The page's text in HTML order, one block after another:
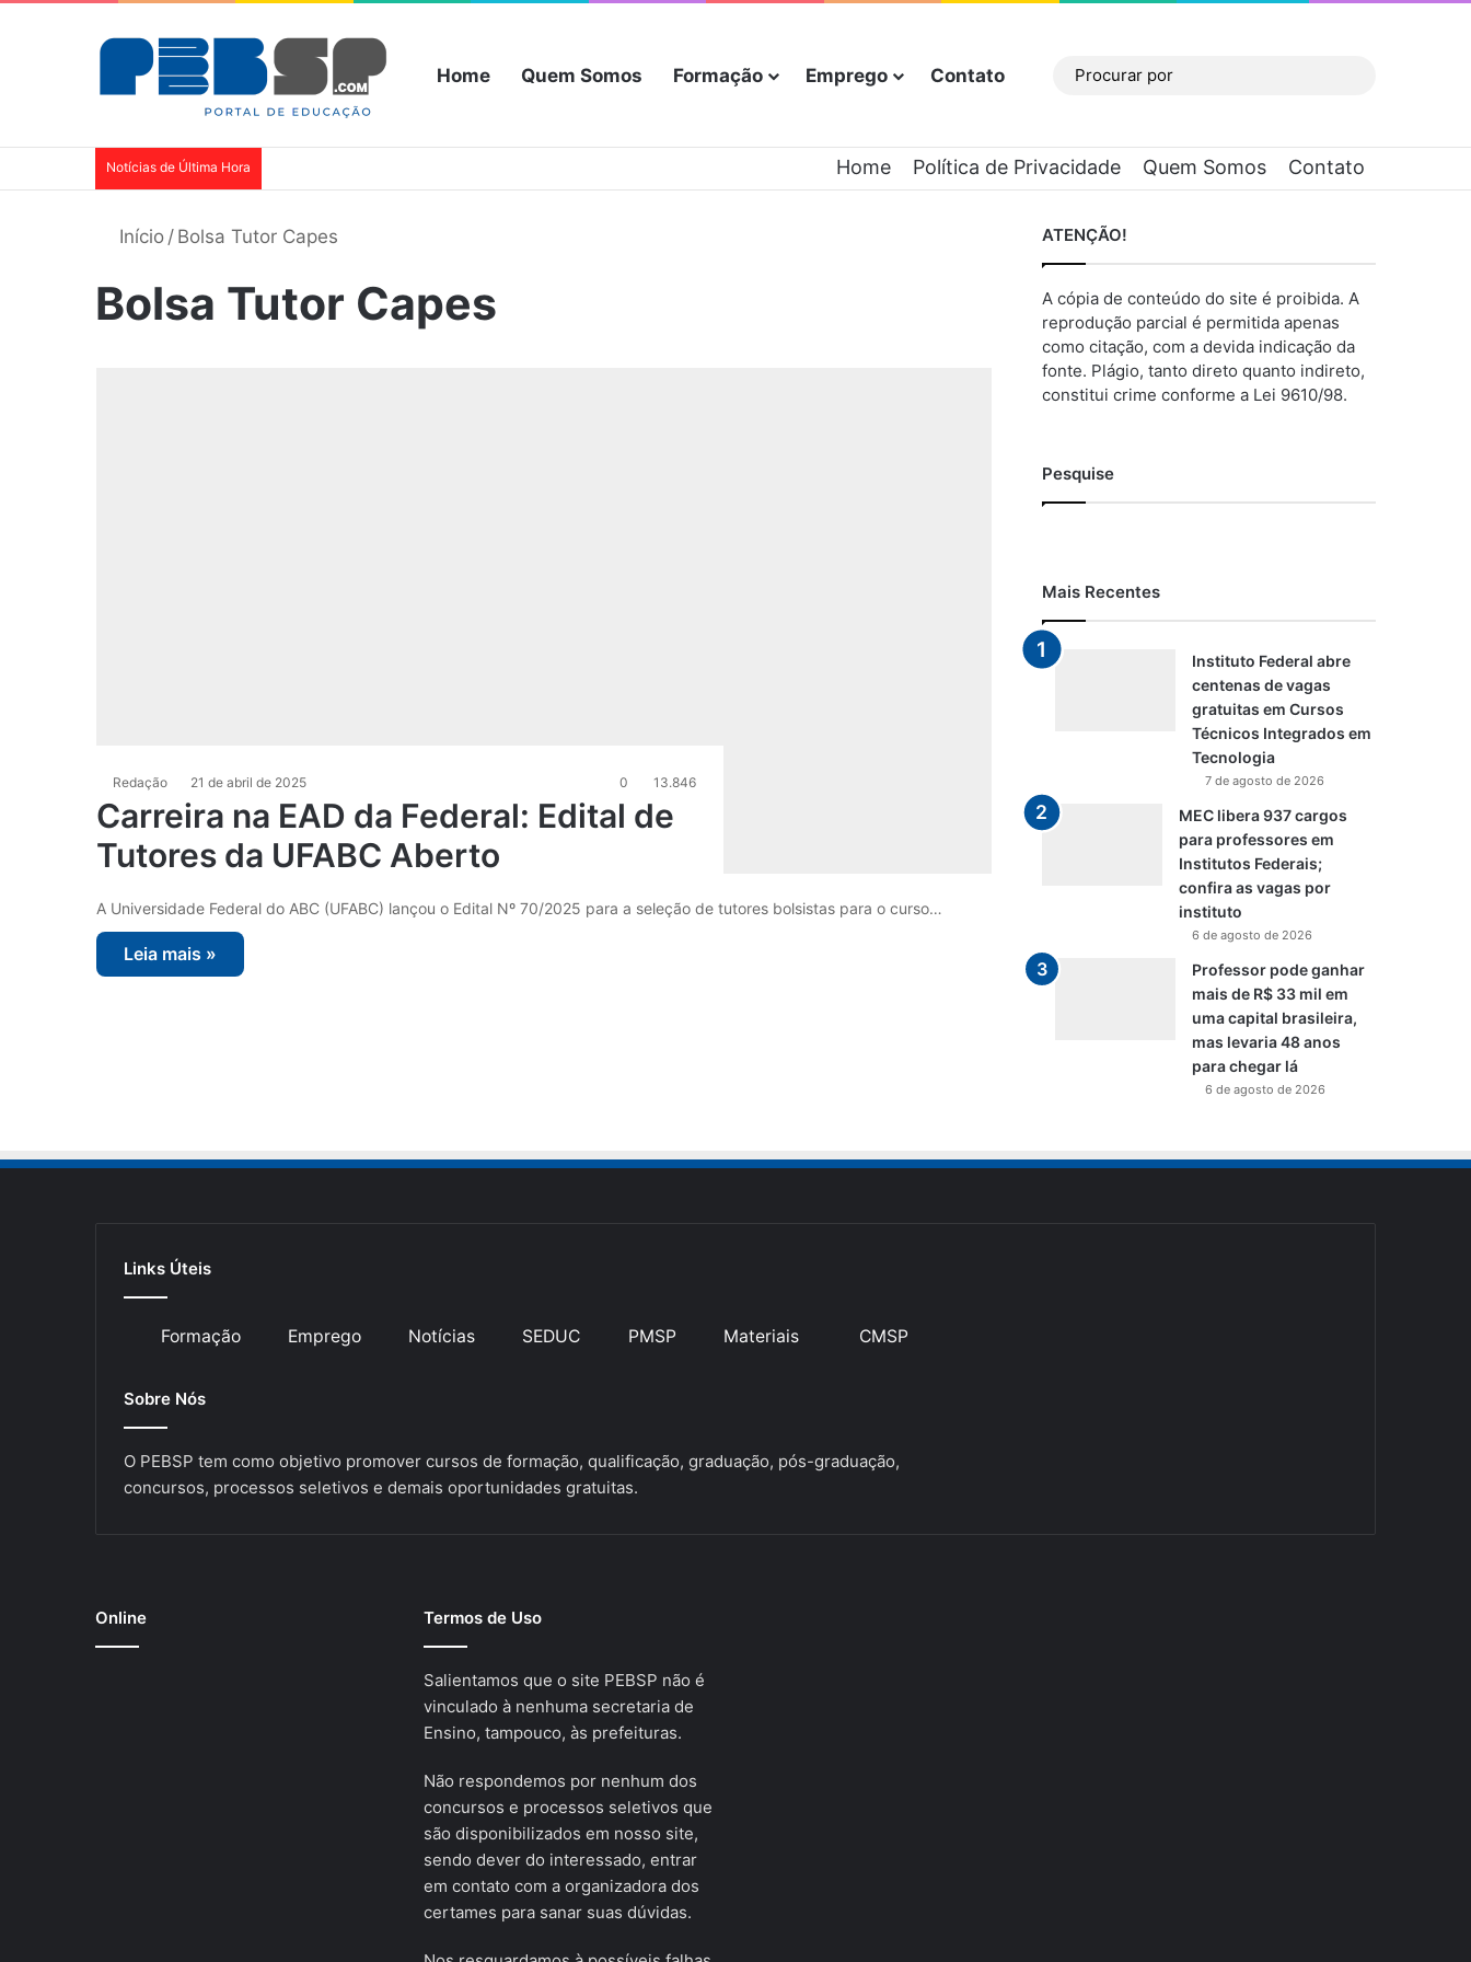
Home Quem Somos Formação Emprego Contato Barra Lateral
Notícias de Última Hora Home Política de Privacidade Quem Somos Contato
Início / Bolsa Tutor Capes
Bolsa Tutor Capes
Redação 21 de abril de 2025 0 13.846
Carreira na EAD da Federal: Edital de
Tutores da UFABC Aberto
A Universidade Federal do ABC (UFABC) lançou o Edital Nº 70/2025 para a seleção de tutores bolsistas para o curso…
Leia mais »
ATENÇÃO!
A cópia de conteúdo do site é proibida. A
reprodução parcial é permitida apenas
como citação, com a devida indicação da
fonte. Plágio, tanto direto quanto indireto,
constitui crime conforme a Lei 9610/98.
Pesquise
Mais Recentes
Instituto Federal abre
centenas de vagas
gratuitas em Cursos
Técnicos Integrados em
Tecnologia
7 de agosto de 2026
MEC libera 937 cargos
para professores em
Institutos Federais;
confira as vagas por
instituto
6 de agosto de 2026
Professor pode ganhar
mais de R$ 33 mil em
uma capital brasileira,
mas levaria 48 anos
para chegar lá
6 de agosto de 2026
Links Úteis
Formação Emprego Notícias SEDUC PMSP Materiais CMSP
Sobre Nós
O PEBSP tem como objetivo promover cursos de formação, qualificação, graduação, pós-graduação,
concursos, processos seletivos e demais oportunidades gratuitas.
Online Termos de Uso
Salientamos que o site PEBSP não é
vinculado à nenhuma secretaria de
Ensino, tampouco, às prefeituras.
Não respondemos por nenhum dos
concursos e processos seletivos que
são disponibilizados em nosso site,
sendo dever do interessado, entrar
em contato com a organizadora dos
certames para sanar suas dúvidas.